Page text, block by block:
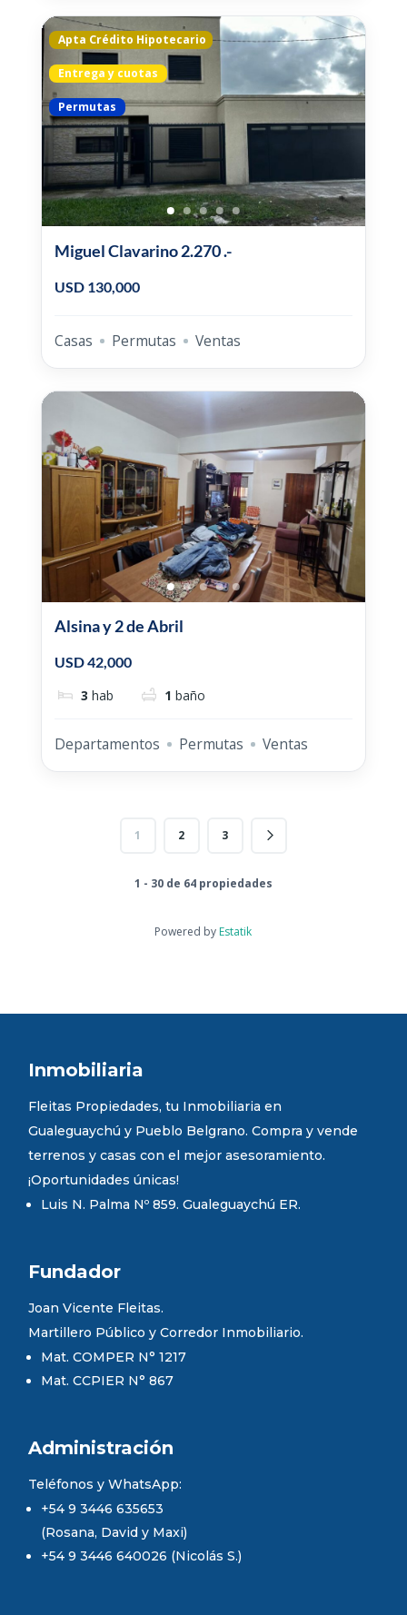
Apta Crédito Hipotecario
Entrega y cuotas
Permutas
Miguel Clavarino 2.270 .-
USD 130,000
Casas Permutas Ventas
Alsina y 2 de Abril
USD 42,000
3 hab 1 baño
Departamentos Permutas Ventas
1 2 3
1 - 30 de 64 propiedades
Powered by Estatik
Inmobiliaria
Fleitas Propiedades, tu Inmobiliaria en
Gualeguaychú y Pueblo Belgrano. Compra y vende
terrenos y casas con el mejor asesoramiento.
¡Oportunidades únicas!
Luis N. Palma Nº 859. Gualeguaychú ER.
Fundador
Joan Vicente Fleitas.
Martillero Público y Corredor Inmobiliario.
Mat. COMPER N° 1217
Mat. CCPIER N° 867
Administración
Teléfonos y WhatsApp:
+54 9 3446 635653
(Rosana, David y Maxi)
+54 9 3446 640026 (Nicolás S.)